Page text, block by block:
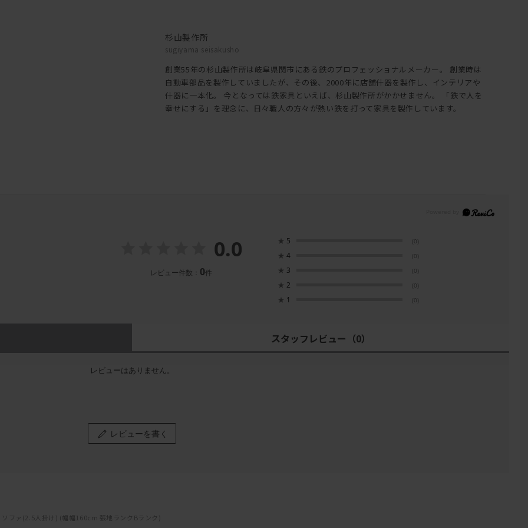
杉山製作所
sugiyama seisakusho
創業55年の杉山製作所は岐阜県関市にある鉄のプロフェッショナルメーカー。 創業時は
自動車部品を製作していましたが、その後、2000年に店舗什器を製作し、インテリアや
什器に一本化。 今となっては鉄家具といえば、杉山製作所がかかせません。 「鉄で人を
幸せにする」を理念に、日々職人の方々が熱い鉄を打って家具を製作しています。
0.0
レビュー件数： 0件
★ 5 (0)
★ 4 (0)
★ 3 (0)
★ 2 (0)
★ 1 (0)
スタッフレビュー （0）
レビューはありません。
レビューを書く
ファ(2.5人掛け) (幅幅160cm 張地ランクBランク)